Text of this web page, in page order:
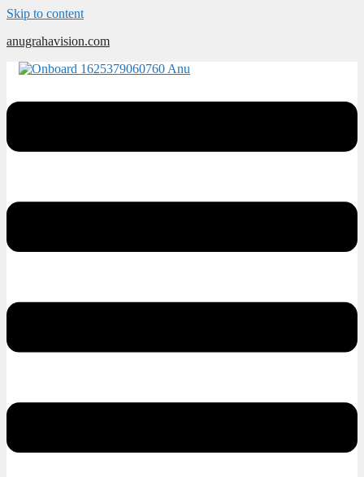
Skip to content
anugrahavision.com